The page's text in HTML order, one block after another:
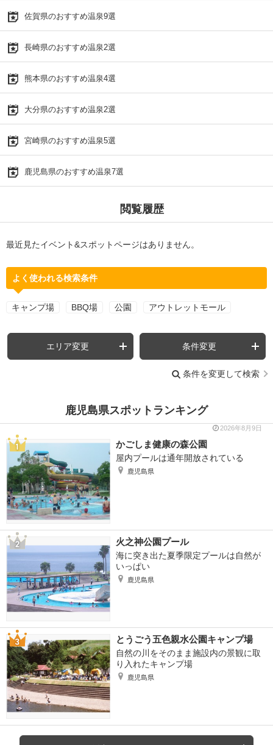
佐賀県のおすすめ温泉9選
長崎県のおすすめ温泉2選
熊本県のおすすめ温泉4選
大分県のおすすめ温泉2選
宮崎県のおすすめ温泉5選
鹿児島県のおすすめ温泉7選
閲覧履歴
最近見たイベント&スポットページはありません。
よく使われる検索条件
キャンプ場 BBQ場 公園 アウトレットモール
エリア変更 条件変更
条件を変更して検索
鹿児島県スポットランキング
2026年8月9日
かごしま健康の森公園
屋内プールは通年開放されている
鹿児島県
火之神公園プール
海に突き出た夏季限定プールは自然が
いっぱい
鹿児島県
とうごう五色親水公園キャンプ場
自然の川をそのまま施設内の景観に取
り入れたキャンプ場
鹿児島県